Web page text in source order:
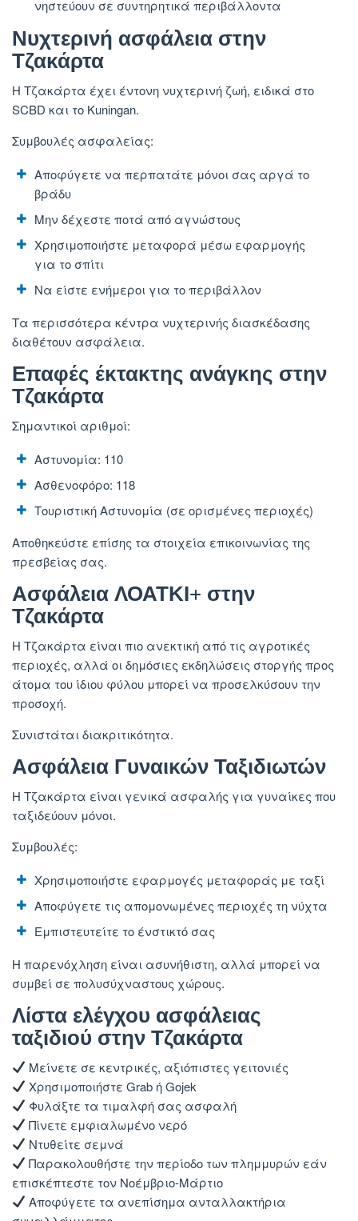
νηστεύουν σε συντηρητικά περιβάλλοντα
Νυχτερινή ασφάλεια στην
Τζακάρτα
Η Τζακάρτα έχει έντονη νυχτερινή ζωή, ειδικά στο
SCBD και το Kuningan.
Συμβουλές ασφαλείας:
Αποφύγετε να περπατάτε μόνοι σας αργά το
βράδυ
Μην δέχεστε ποτά από αγνώστους
Χρησιμοποιήστε μεταφορά μέσω εφαρμογής
για το σπίτι
Να είστε ενήμεροι για το περιβάλλον
Τα περισσότερα κέντρα νυχτερινής διασκέδασης
διαθέτουν ασφάλεια.
Επαφές έκτακτης ανάγκης στην
Τζακάρτα
Σημαντικοί αριθμοί:
Αστυνομία: 110
Ασθενοφόρο: 118
Τουριστική Αστυνομία (σε ορισμένες περιοχές)
Αποθηκεύστε επίσης τα στοιχεία επικοινωνίας της
πρεσβείας σας.
Ασφάλεια ΛΟΑΤΚΙ+ στην
Τζακάρτα
Η Τζακάρτα είναι πιο ανεκτική από τις αγροτικές
περιοχές, αλλά οι δημόσιες εκδηλώσεις στοργής προς
άτομα του ίδιου φύλου μπορεί να προσελκύσουν την
προσοχή.
Συνιστάται διακριτικότητα.
Ασφάλεια Γυναικών Ταξιδιωτών
Η Τζακάρτα είναι γενικά ασφαλής για γυναίκες που
ταξιδεύουν μόνοι.
Συμβουλές:
Χρησιμοποιήστε εφαρμογές μεταφοράς με ταξί
Αποφύγετε τις απομονωμένες περιοχές τη νύχτα
Εμπιστευτείτε το ένστικτό σας
Η παρενόχληση είναι ασυνήθιστη, αλλά μπορεί να
συμβεί σε πολυσύχναστους χώρους.
Λίστα ελέγχου ασφάλειας
ταξιδιού στην Τζακάρτα
Μείνετε σε κεντρικές, αξιόπιστες γειτονιές
Χρησιμοποιήστε Grab ή Gojek
Φυλάξτε τα τιμαλφή σας ασφαλή
Πίνετε εμφιαλωμένο νερό
Ντυθείτε σεμνά
Παρακολουθήστε την περίοδο των πλημμυρών εάν
επισκέπτεστε τον Νοέμβριο-Μάρτιο
Αποφύγετε τα ανεπίσημα ανταλλακτήρια